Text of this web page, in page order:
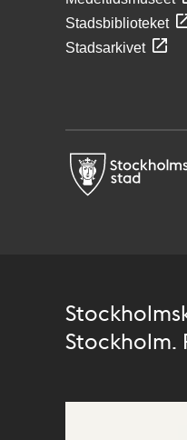
Stadsbiblioteket
Stadsarkivet
Stockholm.